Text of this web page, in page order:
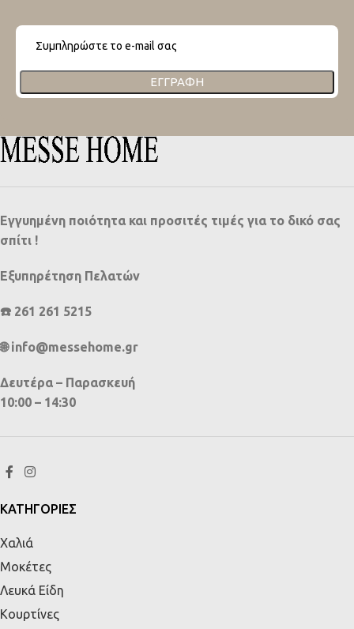
ΕΓΓΡΑΦΉ
Εγγυημένη ποιότητα και προσιτές τιμές για το δικό σας
σπίτι !
Εξυπηρέτηση Πελατών
☎️ 261 261 5215
🌐 info@messehome.gr
Δευτέρα – Παρασκευή
10:00 – 14:30
ΚΑΤΗΓΟΡΙΕΣ
Χαλιά
Μοκέτες
Λευκά Είδη
Κουρτίνες